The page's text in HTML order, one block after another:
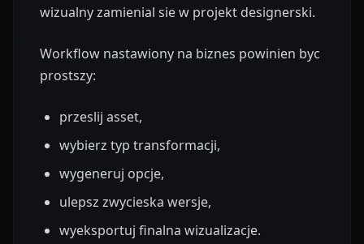
wizualny zamienial sie w projekt designerski.
Workflow nastawiony na biznes powinien byc
prostszy:
przeslij asset,
wybierz typ transformacji,
wygeneruj opcje,
ulepsz zwycieska wersje,
wyeksportuj finalna wizualizacje.